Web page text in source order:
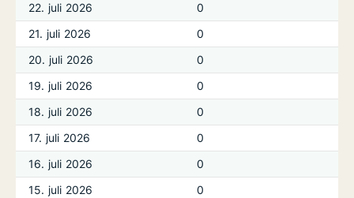
22. juli 2026
0
21. juli 2026
0
20. juli 2026
0
19. juli 2026
0
18. juli 2026
0
17. juli 2026
0
16. juli 2026
0
15. juli 2026
0